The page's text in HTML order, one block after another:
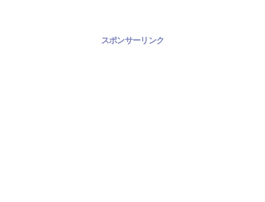
スポンサーリンク